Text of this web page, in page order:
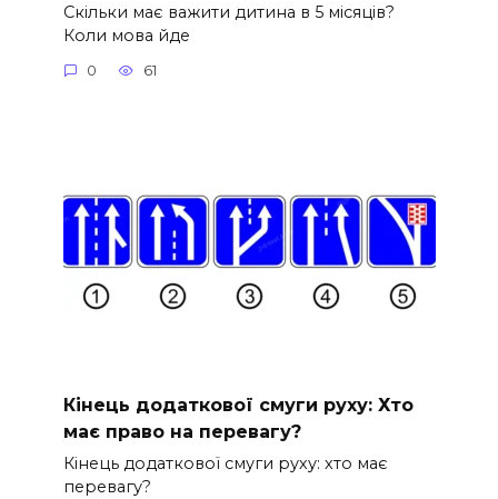
Скільки має важити дитина в 5 місяців?
Коли мова йде
0 61
Кінець додаткової смуги руху: Хто
має право на перевагу?
Кінець додаткової смуги руху: хто має
перевагу?